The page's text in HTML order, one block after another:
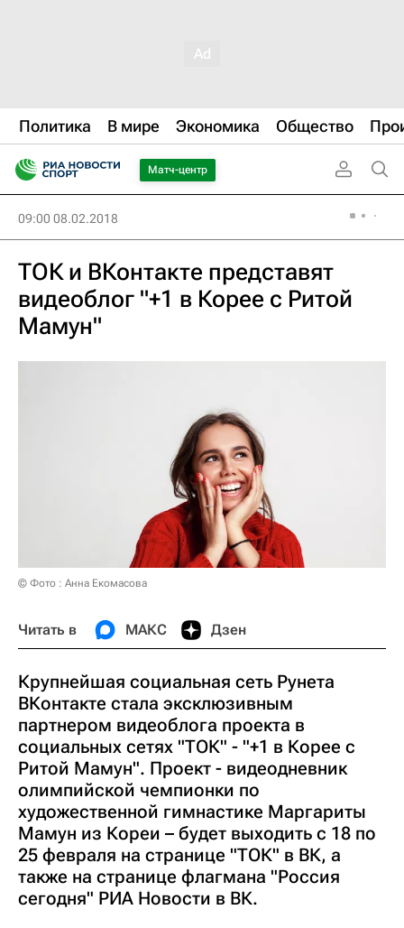
Политика В мире Экономика Общество
Матч-центр
09:00 08.02.2018
ТОК и ВКонтакте представят
видеоблог "+1 в Корее с Ритой
Мамун"
© Фото : Анна Екомасова
Читать в МАКС Дзен
Крупнейшая социальная сеть Рунета
ВКонтакте стала эксклюзивным
партнером видеоблога проекта в
социальных сетях "ТОК" - "+1 в Корее с
Ритой Мамун". Проект - видеодневник
олимпийской чемпионки по
художественной гимнастике Маргариты
Мамун из Кореи – будет выходить с 18 по
25 февраля на странице "ТОК" в ВК, а
также на странице флагмана "Россия
сегодня" РИА Новости в ВК.